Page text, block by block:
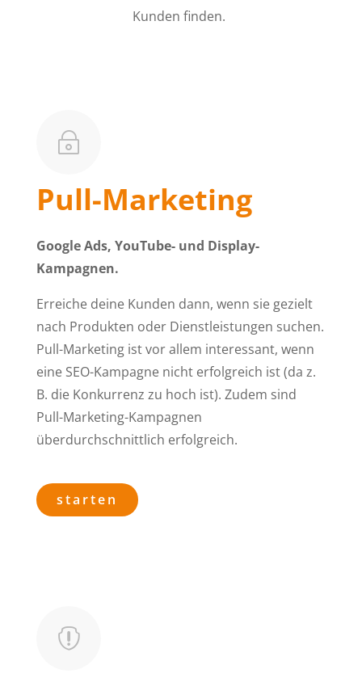
Kunden finden.
~
Pull-Marketing
Google Ads, YouTube- und Display-
Kampagnen.
Erreiche deine Kunden dann, wenn sie gezielt
nach Produkten oder Dienstleistungen suchen.
Pull-Marketing ist vor allem interessant, wenn
eine SEO-Kampagne nicht erfolgreich ist (da z.
B. die Konkurrenz zu hoch ist). Zudem sind
Pull-Marketing-Kampagnen
überdurchschnittlich erfolgreich.
starten
